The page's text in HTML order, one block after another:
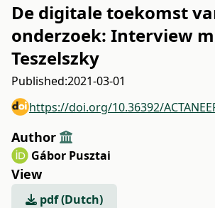
De digitale toekomst
onderzoek: Interview
Teszelszky
Published:2021-03-01
https://doi.org/10.36392/
Author
Gábor Pusztai
View
pdf (Dutch)